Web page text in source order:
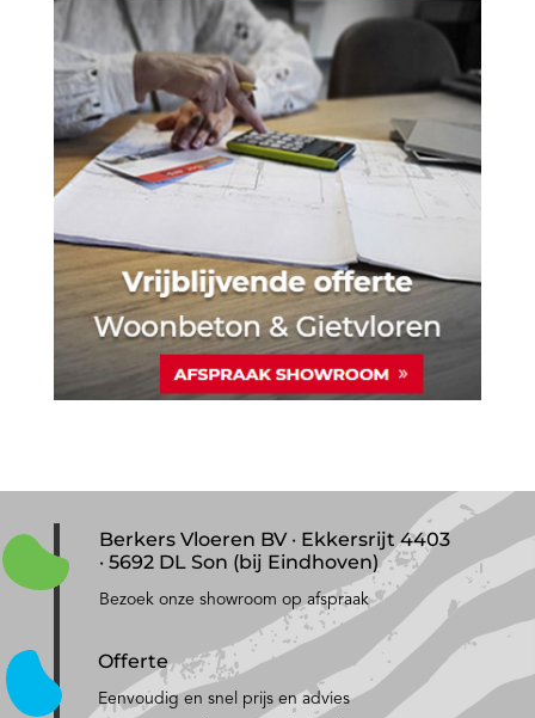
Berkers Vloeren BV · Ekkersrijt 4403
· 5692 DL Son (bij Eindhoven)
Bezoek onze showroom op afspraak
Offerte
Eenvoudig en snel prijs en advies